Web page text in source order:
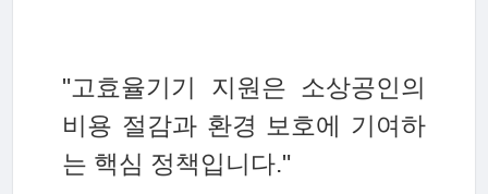
"고효율기기 지원은 소상공인의
비용 절감과 환경 보호에 기여하
는 핵심 정책입니다."